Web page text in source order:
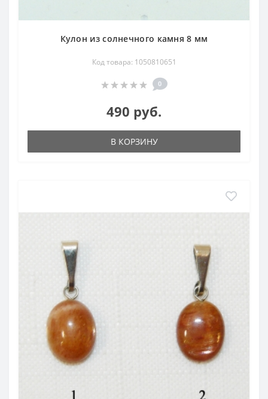
Кулон из солнечного камня 8 мм
Код товара: 1050810651
0
490 руб.
В КОРЗИНУ